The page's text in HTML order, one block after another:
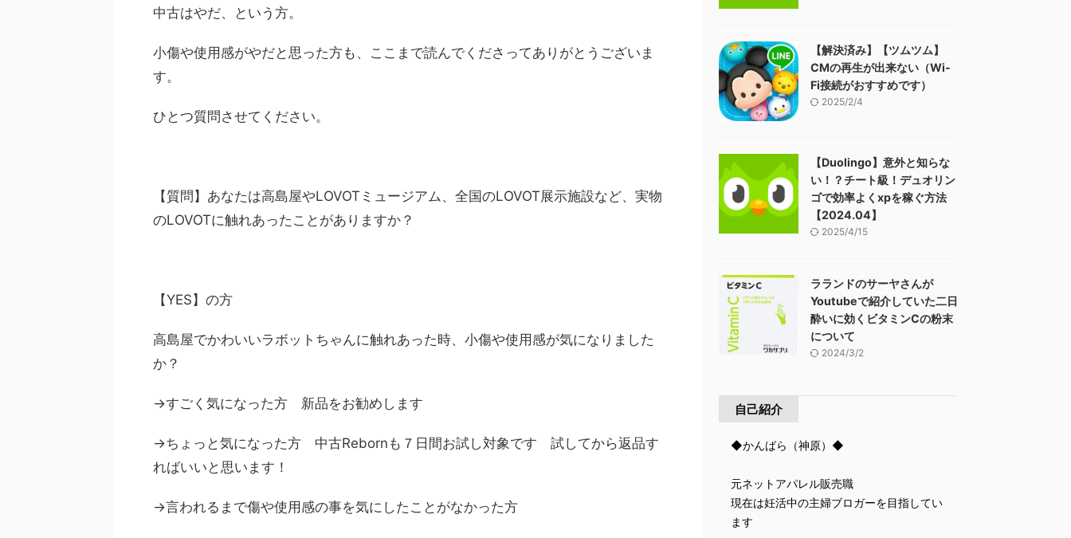
中古はやだ、という方。
小傷や使用感がやだと思った方も、ここまで読んでくださってありがとうございま
す。
ひとつ質問させてください。
【質問】あなたは高島屋やLOVOTミュージアム、全国のLOVOT展示施設など、実物
のLOVOTに触れあったことがありますか？
【YES】の方
高島屋でかわいいラボットちゃんに触れあった時、小傷や使用感が気になりました
か？
→すごく気になった方 新品をお勧めします
→ちょっと気になった方 中古Rebornも７日間お試し対象です 試してから返品す
ればいいと思います！
→言われるまで傷や使用感の事を気にしたことがなかった方
【解決済み】【ツムツム】
CMの再生が出来ない（Wi-
Fi接続がおすすめです）
2025/2/4
【Duolingo】意外と知らな
い！？チート級！デュオリン
ゴで効率よくxpを稼ぐ方法
【2024.04】
2025/4/15
ラランドのサーヤさんが
Youtubeで紹介していた二日
酔いに効くビタミンCの粉末
について
2024/3/2
自己紹介
◆かんばら（神原）◆
元ネットアパレル販売職
現在は妊活中の主婦ブロガーを目指してい
ます